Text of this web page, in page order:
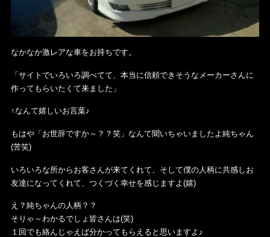
なかなか激レアな車をお持ちです。
「サイトでいろいろ調べてて、本当に信頼できそうなメーカーさんに
作ってもらいたくて来ました」
↑なんて嬉しいお言葉♪
もはや「お世辞ですか～？？笑」なんて聞いちゃいましたよ純ちゃん
(苦笑)
いろいろな所からお客さんが来てくれて、そして僕の人柄に共感しお
友達になってくれて、つくづく幸せを感じますよ(嬉)
え？純ちゃんの人柄？？
そりゃ～わかるでしょ皆さんは(笑)
１回でも絡んじゃえば分かってもらえると思いますよ♪